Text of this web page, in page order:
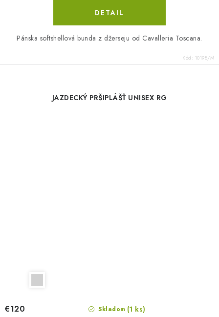
DETAIL
Pánska softshellová bunda z džerseju od Cavalleria Toscana.
Kód: 10198/M
JAZDECKÝ PRŠIPLÁŠŤ UNISEX RG
Skladom (1 ks)
€120